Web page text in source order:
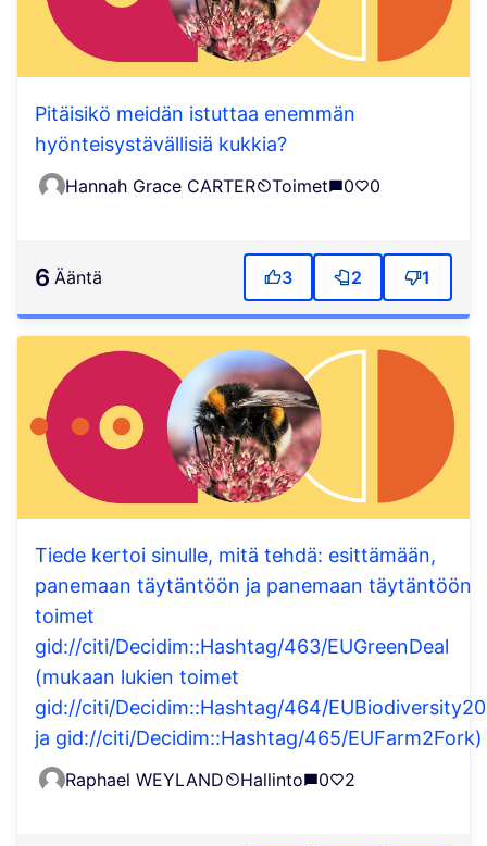
Pitäisikö meidän istuttaa enemmän
hyönteisystävällisiä kukkia?
Hannah Grace CARTER Toimet 0 0
6 ääntä 3 2 1
Tiede kertoi sinulle, mitä tehdä: esittämään,
panemaan täytäntöön ja panemaan täytäntöön
toimet
gid://citi/Decidim::Hashtag/463/EUGreenDeal
(mukaan lukien toimet
gid://citi/Decidim::Hashtag/464/
ja gid://citi/Decidim::Hashtag/465/EUFarm2Fork)
Raphael WEYLAND Hallinto 0 2